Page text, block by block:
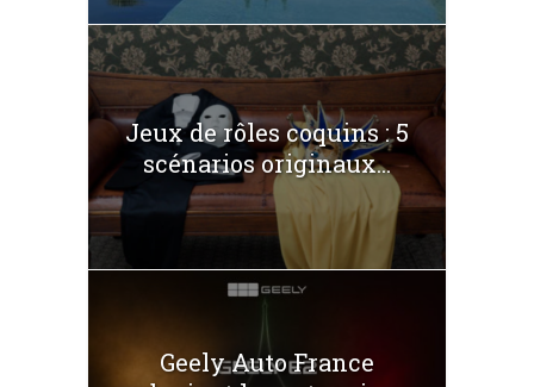
Jeux de rôles coquins : 5
scénarios originaux...
Geely Auto France